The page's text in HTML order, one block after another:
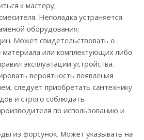
к мастеру;
Неполадка устраняется
оборудования;
Может свидетельствовать о
материала или комплектующих либо
эксплуатации устройства.
вероятность появления
следует приобретать сантехнику
и строго соблюдать
по использованию и
из форсунок. Может указывать на